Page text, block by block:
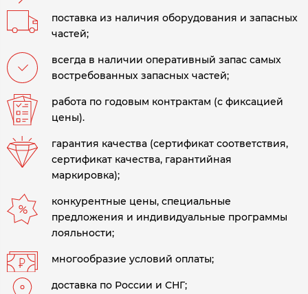
поставка из наличия оборудования и запасных
частей;
всегда в наличии оперативный запас самых
востребованных запасных частей;
работа по годовым контрактам (с фиксацией
цены).
гарантия качества (сертификат соответствия,
сертификат качества, гарантийная
маркировка);
конкурентные цены, специальные
предложения и индивидуальные программы
лояльности;
многообразие условий оплаты;
доставка по России и СНГ;